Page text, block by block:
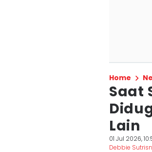
Home
Saat
Lain
01 Jul 2026,
Debbie